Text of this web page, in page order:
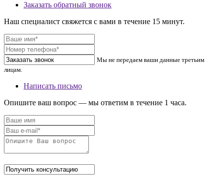
Заказать обратный звонок
Наш специалист свяжется с вами в течение 15 минут.
Мы не передаем ваши данные третьим
лицам.
Написать письмо
Опишите ваш вопрос — мы ответим в течение 1 часа.